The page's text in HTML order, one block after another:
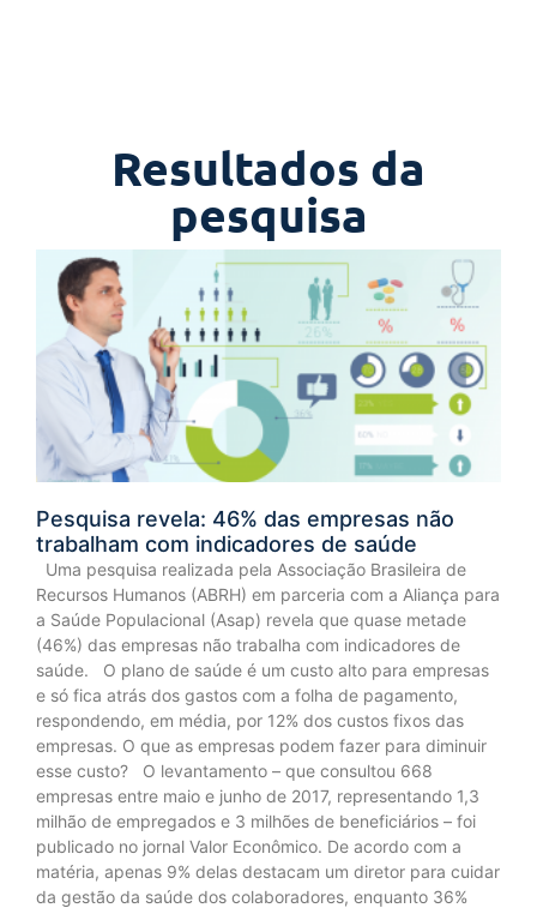
Resultados da
pesquisa
Pesquisa revela: 46% das empresas não
trabalham com indicadores de saúde
Uma pesquisa realizada pela Associação Brasileira de
Recursos Humanos (ABRH) em parceria com a Aliança para
a Saúde Populacional (Asap) revela que quase metade
(46%) das empresas não trabalha com indicadores de
saúde. O plano de saúde é um custo alto para empresas
e só fica atrás dos gastos com a folha de pagamento,
respondendo, em média, por 12% dos custos fixos das
empresas. O que as empresas podem fazer para diminuir
esse custo? O levantamento – que consultou 668
empresas entre maio e junho de 2017, representando 1,3
milhão de empregados e 3 milhões de beneficiários – foi
publicado no jornal Valor Econômico. De acordo com a
matéria, apenas 9% delas destacam um diretor para cuidar
da gestão da saúde dos colaboradores, enquanto 36%